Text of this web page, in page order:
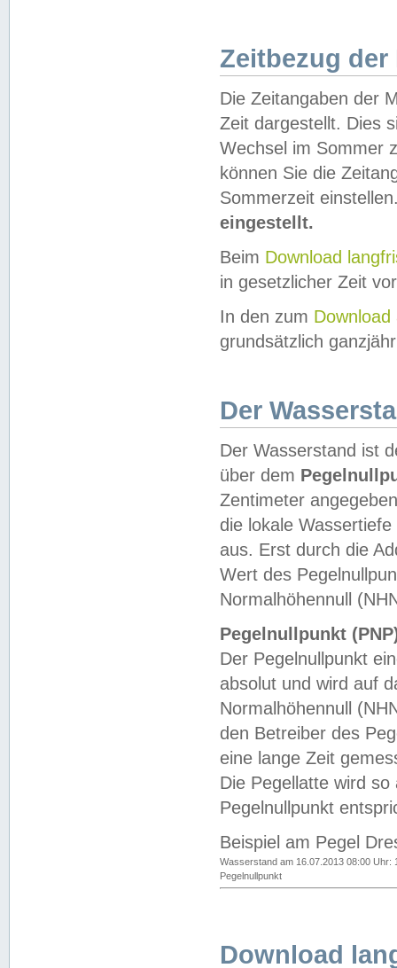
Zeitbezug der
Die Zeitangaben der
Zeit dargestellt. Dies
Wechsel im Sommer
können Sie die
Sommerzeit
eingestellt.
Beim Download
in gesetzlicher Zeit
In den zum Download
grundsätzlich
Der
Der Wasserstand ist
über dem
Zentimeter
die lokale
aus. Erst durch die
Wert des
Normalhöhennull
Pegelnullpunkt
Der Pegelnullpunkt
absolut und wird auf
Normalhöhennull
den Betreiber des
eine lange Zeit
Die Pegellatte wird
Pegelnullpunkt
Beispiel am Pegel
Wasserstand am 16.07.2013 08:00 Uhr:
Pegelnullpunkt
Download